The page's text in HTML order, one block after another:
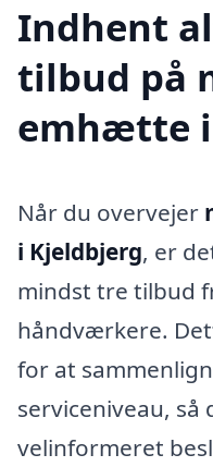
Indhent
tilbud på
emhætte
Når du overvejer
i Kjeldbjerg, er
mindst tre tilbud
håndværkere.
for at
serviceniveau,
velinformeret